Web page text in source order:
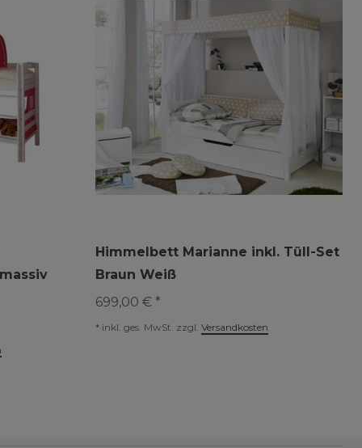
Himmelbett Marianne inkl. Tüll-Set
Braun Weiß
699,00 € *
* inkl. ges. MwSt. zzgl. Versandkosten